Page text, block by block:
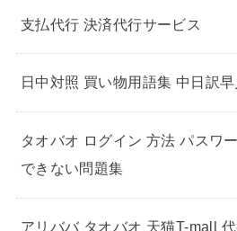
支払代行 決済代行サービス
日中対照 買い物用語集 中日訳
タオバオ ログイン 方法 パスワ
できない問題集
アリババ タオバオ 天猫T-mall